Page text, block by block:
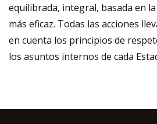
equilibrada, integral, basada en
más eficaz. Todas las acciones
en cuenta los principios de
los asuntos internos de cada